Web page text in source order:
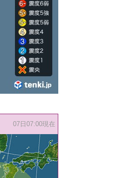
07日07:00現在